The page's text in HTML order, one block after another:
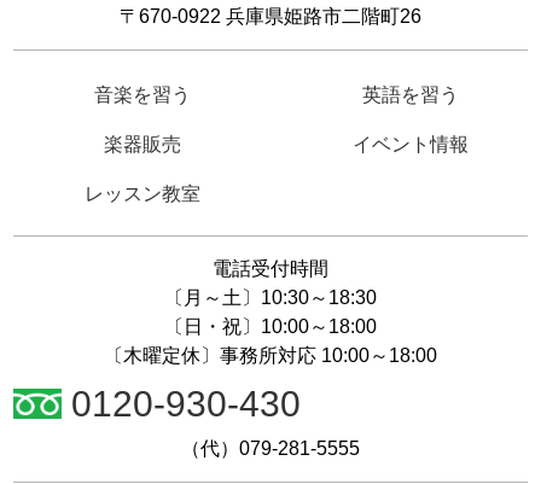
〒670-0922 兵庫県姫路市二階町26
音楽を習う 英語を習う
楽器販売 イベント情報
レッスン教室
電話受付時間
〔月～土〕10:30～18:30
〔日・祝〕10:00～18:00
〔木曜定休〕事務所対応 10:00～18:00
0120-930-430
（代）079-281-5555